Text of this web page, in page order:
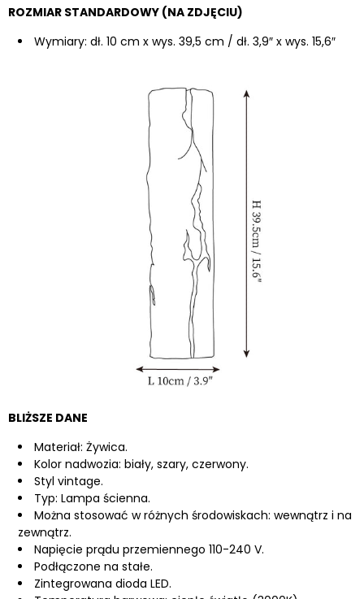
ROZMIAR STANDARDOWY (NA ZDJĘCIU)
Wymiary: dł. 10 cm x wys. 39,5 cm / dł. 3,9″ x wys. 15,6″
BLIŻSZE DANE
Materiał: Żywica.
Kolor nadwozia: biały, szary, czerwony.
Styl vintage.
Typ: Lampa ścienna.
Można stosować w różnych środowiskach: wewnątrz i na
zewnątrz.
Napięcie prądu przemiennego 110-240 V.
Podłączone na stałe.
Zintegrowana dioda LED.